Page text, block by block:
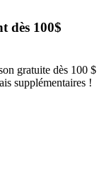
dès 100$
gratuite dès 100 $
supplémentaires !